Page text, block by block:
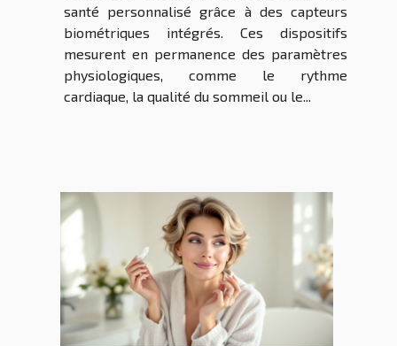
santé personnalisé grâce à des capteurs
biométriques intégrés. Ces dispositifs
mesurent en permanence des paramètres
physiologiques, comme le rythme
cardiaque, la qualité du sommeil ou le...